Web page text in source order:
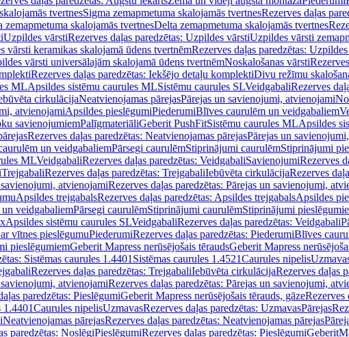
tvertnesSigma zemapmetuma skalojamās tvertnesRezerves daļas
zemapmetuma skalojamās tvertnesDelta zemapmetuma skalojamās tvertnes
Uzpildes vārstiRezerves daļas paredzētas: Uzpildes vārstiUzpildes vārsti
vārsti keramikas skalojamā ūdens tvertnēmRezerves daļas paredzētas:
vārsti universālajām skalojamā ūdens tvertnēmNoskalošanas vārsti
Rezerves daļas paredzētas: Iekšējo detaļu komplektiDivu režīmu
MLApsildes sistēmu caurules MLSistēmu caurules SLVeidgabaliRezerves
cirkulācijaNeatvienojamas pārejasPārejas un savienojumi, atvienojami
atvienojamiApsildes pieslēgumiPiederumiBlīves caurulēm un veidgabaliem
savienojumiemPalīgmateriāliGeberit PushFitSistēmu caurules MLApsildes
Rezerves daļas paredzētas: Neatvienojamas pārejasPārejas un
un veidgabaliemPārsegi caurulēmStiprinājumi caurulēmStiprinājumi
MLVeidgabaliRezerves daļas paredzētas: VeidgabaliSavienojumiRezerves
TrejgabaliRezerves daļas paredzētas: TrejgabaliIebūvēta cirkulācijaRezerves
atvienojamiRezerves daļas paredzētas: Pārejas un savienojumi,
Apsildes trejgabalsRezerves daļas paredzētas: Apsildes trejgabalsApsildes
veidgabaliemPārsegi caurulēmStiprinājumi caurulēmStiprinājumi
Apsildes sistēmu caurules SLVeidgabaliRezerves daļas paredzētas: Veidgabali
vītnes pieslēgumuPiederumiRezerves daļas paredzētas: PiederumiBlīves
pieslēgumiemGeberit Mapress nerūsējošais tēraudsGeberit Mapress
Sistēmas caurules 1.4401 Sistēmas caurules 1.4521Caurules nipelis
Rezerves daļas paredzētas: TrejgabaliIebūvēta cirkulācijaRezerves daļas
atvienojamiRezerves daļas paredzētas: Pārejas un savienojumi,
paredzētas: PieslēgumiGeberit Mapress nerūsējošais tērauds, gāzeRezerves
1.4401Caurules nipelisUzmavasRezerves daļas paredzētas: UzmavasPārejas
Neatvienojamas pārejasRezerves daļas paredzētas: Neatvienojamas pārejas
paredzētas: NoslēgiPieslēgumiRezerves daļas paredzētas: Pieslēgumi